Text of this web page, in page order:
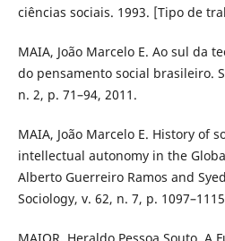
ciências sociais. 1993. [Tipo de
MAIA, João Marcelo E. Ao sul da
do pensamento social brasileiro.
n. 2, p. 71–94, 2011.
MAIA, João Marcelo E. History of
intellectual autonomy in the
Alberto Guerreiro Ramos and
Sociology, v. 62, n. 7, p.
MAIOR, Heraldo Pessoa Souto. A